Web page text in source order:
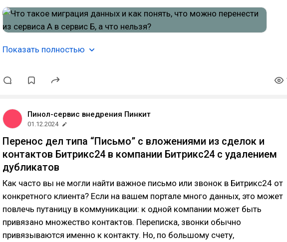
Показать полностью
Пинол-сервис внедрения Пинкит
01.12.2024
Перенос дел типа “Письмо” с вложениями из сделок и
контактов Битрикс24 в компании Битрикс24 с удалением
дубликатов
Как часто вы не могли найти важное письмо или звонок в Битрикс24 от
конкретного клиента? Если на вашем портале много данных, это может
повлечь путаницу в коммуникации: к одной компании может быть
привязано множество контактов. Переписка, звонки обычно
привязываются именно к контакту. Но, по большому счету,